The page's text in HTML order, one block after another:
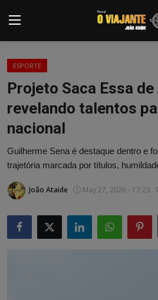
Login
Home
Contato
ARTIGOS
PODCASTS
GALERIA DE FOTOS
ESPORTE
Projeto Saca Essa
revelando talentos
nacional
Guilherme Sena é destaque dentro e
trajetória marcada por títulos,
João Ataide May 27, 2026 - 17:23